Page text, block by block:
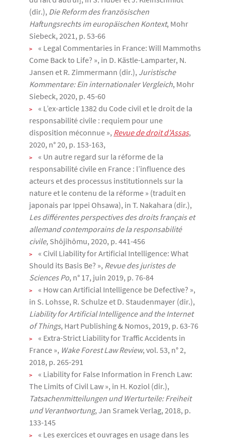
(dir.), Die Reform des französischen
Haftungsrechts im europäischen Kontext, Mohr
Siebeck, 2021, p. 53-66
« Legal Commentaries in France: Will Mammoths
Come Back to Life? », in D. Kästle-Lamparter, N.
Jansen et R. Zimmermann (dir.), Juristische
Kommentare: Ein internationaler Vergleich, Mohr
Siebeck, 2020, p. 45-60
« L’ex-article 1382 du Code civil et le droit de la
responsabilité civile : requiem pour une
disposition méconnue », Revue de droit d’Assas,
2020, n° 20, p. 153-163,
« Un autre regard sur la réforme de la
responsabilité civile en France : l’influence des
acteurs et des processus institutionnels sur la
nature et le contenu de la réforme » (traduit en
japonais par Ippei Ohsawa), in T. Nakahara (dir.),
Les différentes perspectives des droits français et
allemand contemporains de la responsabilité
civile, Shôjihômu, 2020, p. 441-456
« Civil Liability for Artificial Intelligence: What
Should its Basis Be? », Revue des juristes de
Sciences Po, n° 17, juin 2019, p. 76-84
« How can Artificial Intelligence be Defective? »,
in S. Lohsse, R. Schulze et D. Staudenmayer (dir.),
Liability for Artificial Intelligence and the Internet
of Things, Hart Publishing & Nomos, 2019, p. 63-76
« Extra-Strict Liability for Traffic Accidents in
France », Wake Forest Law Review, vol. 53, n° 2,
2018, p. 265-291
« Liability for False Information in French Law:
The Limits of Civil Law », in H. Koziol (dir.),
Tatsachenmitteilungen und Werturteile: Freiheit
und Verantwortung, Jan Sramek Verlag, 2018, p.
133-145
« Les exercices et ouvrages en usage dans les